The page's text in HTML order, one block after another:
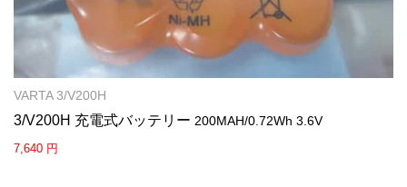
VARTA 3/V200H
3/V200H 充電式バッテリー 200MAH/0.72Wh 3.6V
7,640 円